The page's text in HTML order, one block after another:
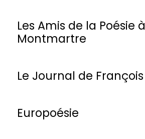
Les Amis de la Poésie à
Montmartre
Le Journal de François
Europoésie